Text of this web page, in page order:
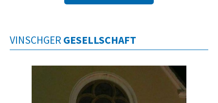
VINSCHGER GESELLSCHAFT